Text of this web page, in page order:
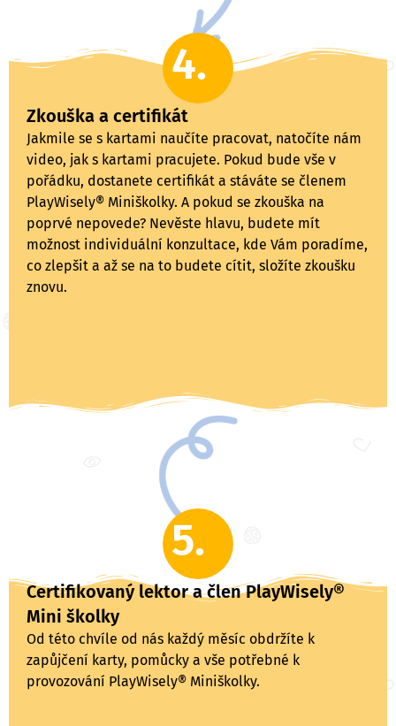
4.
Zkouška a certifikát
Jakmile se s kartami naučíte pracovat, natočíte nám
video, jak s kartami pracujete. Pokud bude vše v
pořádku, dostanete certifikát a stáváte se členem
PlayWisely® Miniškolky. A pokud se zkouška na
poprvé nepovede? Nevěste hlavu, budete mít
možnost individuální konzultace, kde Vám poradíme,
co zlepšit a až se na to budete cítit, složíte zkoušku
znovu.
5.
Certifikovaný lektor a člen PlayWisely®
Mini školky
Od této chvíle od nás každý měsíc obdržíte k
zapůjčení karty, pomůcky a vše potřebné k
provozování PlayWisely® Miniškolky.